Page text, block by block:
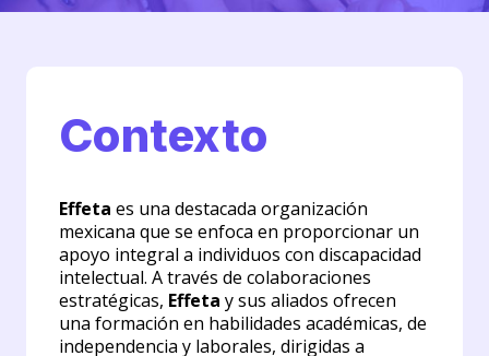
Contexto
Effeta es una destacada organización
mexicana que se enfoca en proporcionar un
apoyo integral a individuos con discapacidad
intelectual. A través de colaboraciones
estratégicas, Effeta y sus aliados ofrecen
una formación en habilidades académicas, de
independencia y laborales, dirigidas a